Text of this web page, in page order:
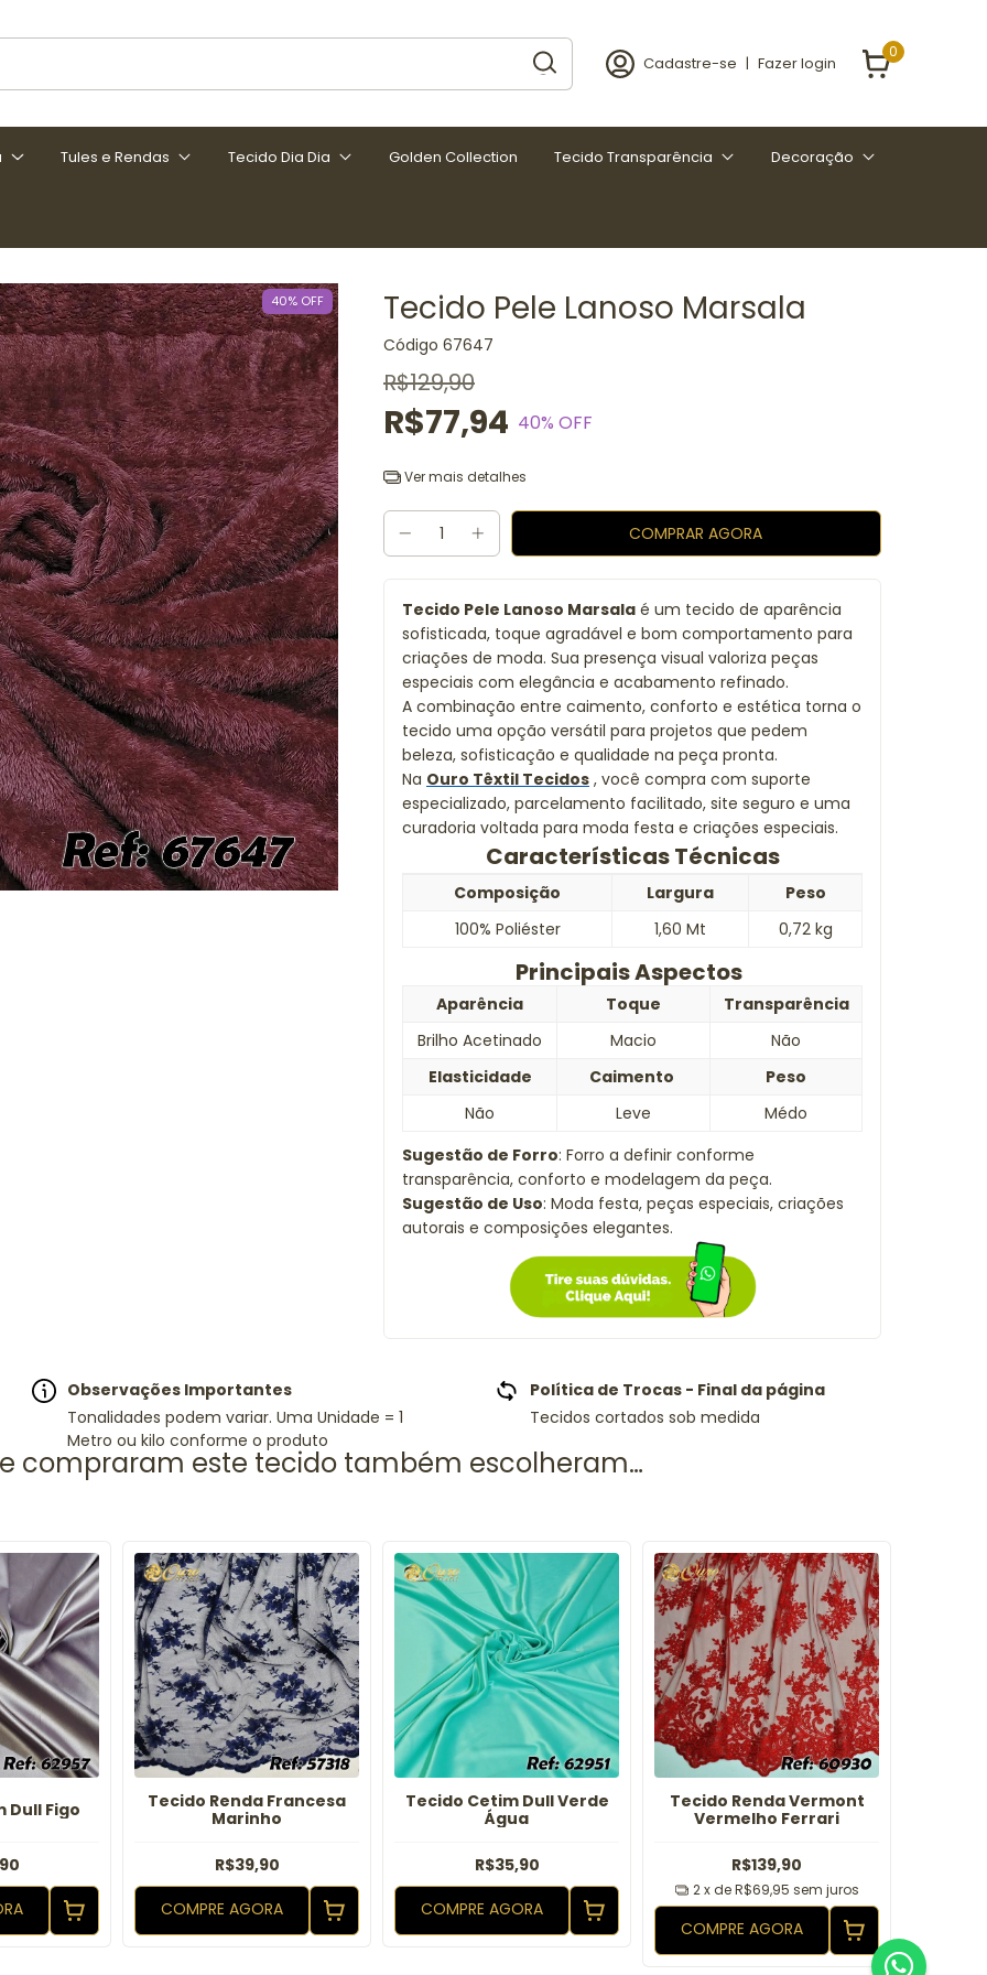
Cadastre-se | Fazer login
0
Tules e Rendas Tecido Dia Dia Golden Collection Tecido Transparência Decoração
40% OFF Tecido Pele Lanoso Marsala
Código 67647
R$129,90
R$77,94 40% OFF
Ver mais detalhes
Tecido Pele Lanoso Marsala é um tecido de aparência
sofisticada, toque agradável e bom comportamento para
criações de moda. Sua presença visual valoriza peças
especiais com elegância e acabamento refinado.
A combinação entre caimento, conforto e estética torna o
tecido uma opção versátil para projetos que pedem
beleza, sofisticação e qualidade na peça pronta.
Na Ouro Têxtil Tecidos , você compra com suporte
especializado, parcelamento facilitado, site seguro e uma
curadoria voltada para moda festa e criações especiais.
Características Técnicas
Composição Largura
Peso
100% Poliéster
1,60 Mt 0,72 kg
Principais Aspectos
Aparência Toque
Transparência
Brilho Acetinado
Macio
Não
Elasticidade
Caimento
Peso
Não
Leve
Médo
Sugestão de Forro: Forro a definir conforme
transparência, conforto e modelagem da peça.
Sugestão de Uso: Moda festa, peças especiais, criações
autorais e composições elegantes.
Observações Importantes
Tonalidades podem variar. Uma Unidade = 1
Metro ou kilo conforme o produto
Política de Trocas - Final da página
Tecidos cortados sob medida
Dull Figo
Tecido Renda Francesa
Marinho
R$39,90
COMPRE AGORA
Tecido Cetim Dull Verde
Água
R$35,90
COMPRE AGORA
Tecido Renda Vermont
Vermelho Ferrari
R$139,90
2 x deR$69,95 sem juros
COMPRE AGORA